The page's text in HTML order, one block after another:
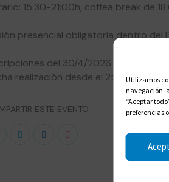
Utilizamos
navegación,
“Aceptar
preferencias
15:30-21:00h, coffea break de
presencial obligatoria dentro del
del 30/4/2026 al 5/5/2026
realización desde el 25/5/2026
ESTE EVENTO